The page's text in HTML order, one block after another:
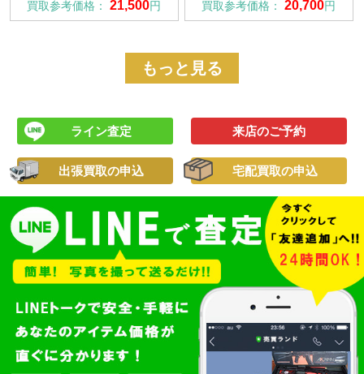
買取参考価格：21,500円 買取参考価格：20,700円
もっと見る
ライン査定 来店のご予約
出張買取の申込 宅配買取の申込